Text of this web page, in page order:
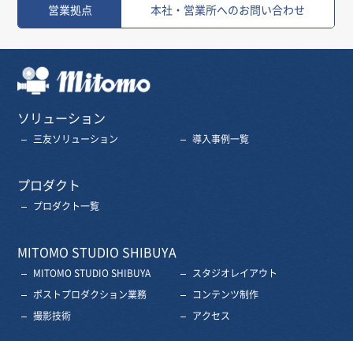
営業拠点 本社・営業所へのお問い合わせ
ソリューション
三友ソリューション 導入事例一覧
プロダクト
プロダクト一覧
MITOMO STUDIO SHIBUYA
MITOMO STUDIO SHIBUYA
スタジオレイアウト
ポストプロダクション業務
コンテンツ制作
撮影技術
アクセス